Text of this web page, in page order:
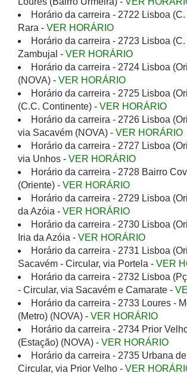
Horário da carreira - 2722 Lisboa
Rara - VER HORÁRIO
Horário da carreira - 2723 Lisboa
Zambujal - VER HORÁRIO
Horário da carreira - 2724 Lisboa
(NOVA) - VER HORÁRIO
Horário da carreira - 2725 Lisboa
(C.C. Continente) - VER HORÁRIO
Horário da carreira - 2726 Lisboa
via Sacavém (NOVA) - VER HORÁRIO
Horário da carreira - 2727 Lisboa
via Unhos - VER HORÁRIO
Horário da carreira - 2728 Bairro
(Oriente) - VER HORÁRIO
Horário da carreira - 2729 Lisboa
da Azóia - VER HORÁRIO
Horário da carreira - 2730 Lisboa
Iria da Azóia - VER HORÁRIO
Horário da carreira - 2731 Lisboa
Sacavém - Circular, via Portela - VER
Horário da carreira - 2732 Lisboa
- Circular, via Sacavém e Camarate -
Horário da carreira - 2733 Loures -
(Metro) (NOVA) - VER HORÁRIO
Horário da carreira - 2734 Prior
(Estação) (NOVA) - VER HORÁRIO
Horário da carreira - 2735 Urbana
Circular, via Prior Velho - VER